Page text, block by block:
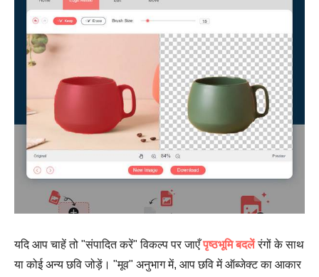
यदि आप चाहें तो "संपादित करें" विकल्प पर जाएँपृष्ठभूमि बदलेंरंगों के साथ
या कोई अन्य छवि जोड़ें। "मूव" अनुभाग में, आप छवि में ऑब्जेक्ट का आकार